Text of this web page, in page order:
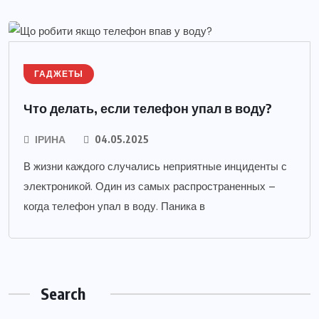
ГАДЖЕТЫ
Что делать, если телефон упал в воду?
ІРИНА 04.05.2025
В жизни каждого случались неприятные инциденты с
электроникой. Один из самых распространенных –
когда телефон упал в воду. Паника в
Search